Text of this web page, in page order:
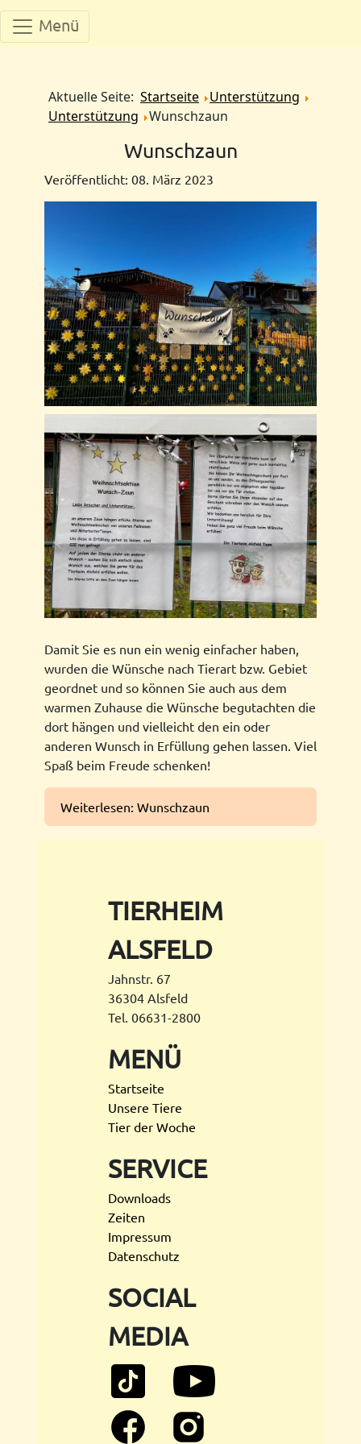
Menü
Aktuelle Seite: Startseite
Unterstützung
Unterstützung
Wunschzaun
Wunschzaun
Veröffentlicht: 08. März 2023
Damit Sie es nun ein wenig einfacher haben,
wurden die Wünsche nach Tierart bzw. Gebiet
geordnet und so können Sie auch aus dem
warmen Zuhause die Wünsche begutachten die
dort hängen und vielleicht den ein oder
anderen Wunsch in Erfüllung gehen lassen. Viel
Spaß beim Freude schenken!
Weiterlesen: Wunschzaun
TIERHEIM
ALSFELD
Jahnstr. 67
36304 Alsfeld
Tel. 06631-2800
MENÜ
Startseite
Unsere Tiere
Tier der Woche
SERVICE
Downloads
Zeiten
Impressum
Datenschutz
SOCIAL
MEDIA